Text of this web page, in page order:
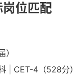
位匹配
| CET-4（528分